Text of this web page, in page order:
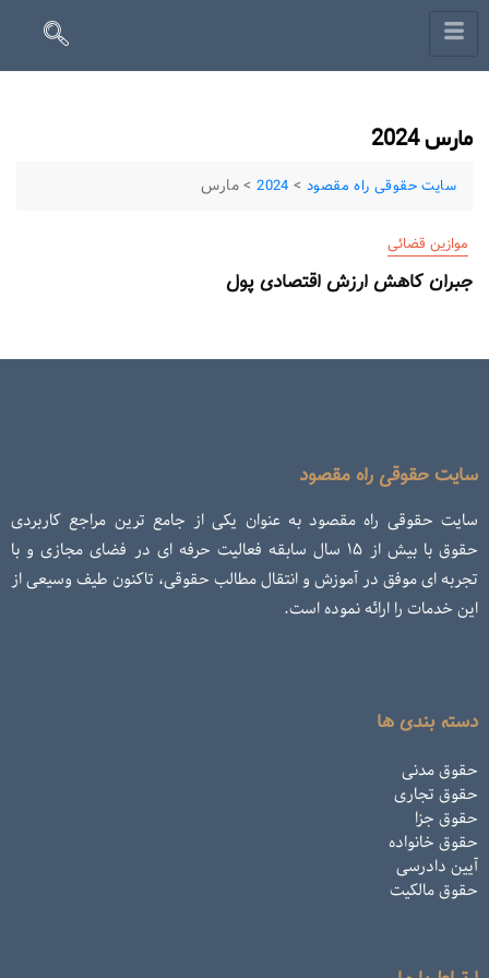
مارس 2024
سایت حقوقی راه مقصود >
2024
>مارس
موازین قضائی
جبران کاهش ارزش اقتصادی پول
سایت حقوقی راه مقصود
سایت حقوقی راه مقصود به عنوان یکی از جامع ترین مراجع کاربردی
حقوق با بیش از ۱۵ سال سابقه فعالیت حرفه ای در فضای مجازی و با
تجربه ای موفق در آموزش و انتقال مطالب حقوقی، تاکنون طیف وسیعی از
این خدمات را ارائه نموده است.
دسته بندی ها
حقوق مدنی
حقوق تجاری
حقوق جزا
حقوق خانواده
آیین دادرسی
حقوق مالکیت